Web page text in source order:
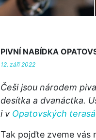
PIVNÍ NABÍDKA
12. září 2022
Češi jsou národem
desítka a dvanáctka.
i v Opatovských
Tak pojďte zveme vás